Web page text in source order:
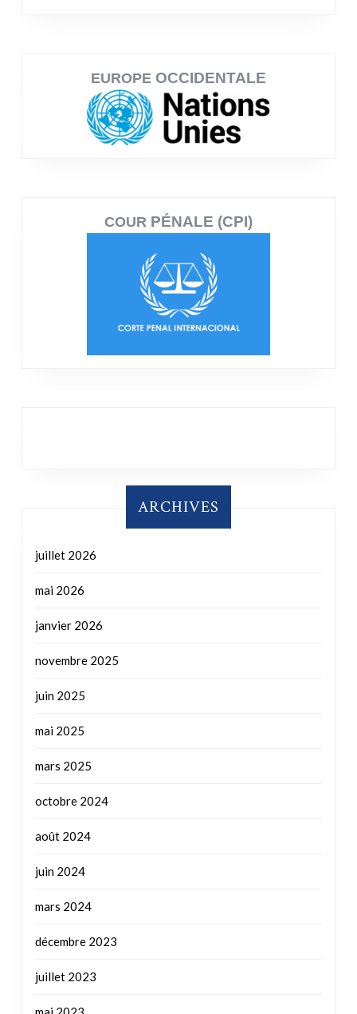
COUR PÉNALE (CPI)
janvier 2026
novembre 2025
juin 2025
mai 2025
mars 2025
octobre 2024
août 2024
juin 2024
mars 2024
décembre 2023
juillet 2023
mai 2023
avril 2023
mars 2023